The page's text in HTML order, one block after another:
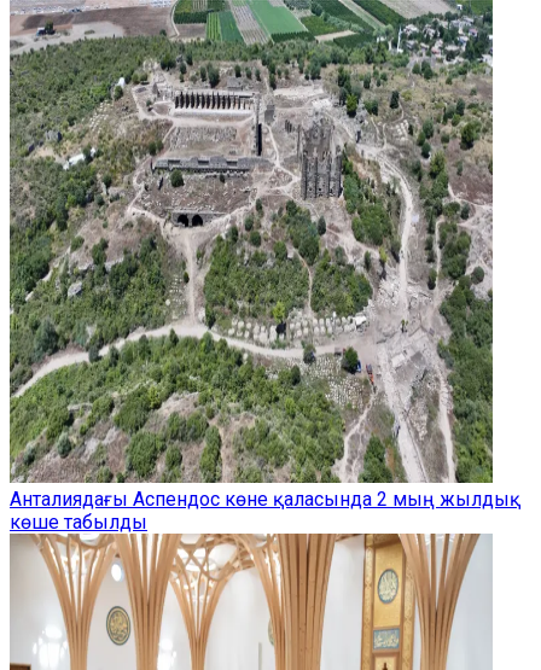
Анталиядағы Аспендос көне қаласында 2 мың жылдық
көше табылды